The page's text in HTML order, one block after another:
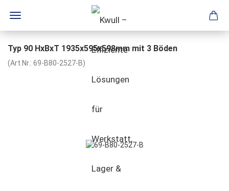
Typ 90 HxBxT 1935x595x598mm mit 3 Böden
(Art.Nr.: 69-B80-2527-B)